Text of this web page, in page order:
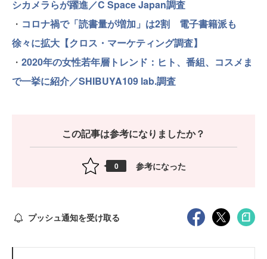
シカメラらが躍進／C Space Japan調査
・ コロナ禍で「読書量が増加」は2割 電子書籍派も
徐々に拡大【クロス・マーケティング調査】
・ 2020年の女性若年層トレンド：ヒト、番組、コスメま
で一挙に紹介／SHIBUYA109 lab.調査
この記事は参考になりましたか？
0 参考になった
プッシュ通知を受け取る